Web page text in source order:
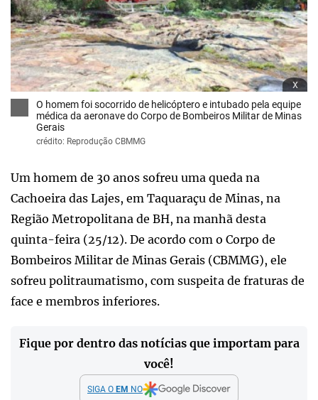
x
O homem foi socorrido de helicóptero e intubado pela equipe
médica da aeronave do Corpo de Bombeiros Militar de Minas
Gerais
crédito: Reprodução CBMMG
Um homem de 30 anos sofreu uma queda na
Cachoeira das Lajes, em Taquaraçu de Minas, na
Região Metropolitana de BH, na manhã desta
quinta-feira (25/12). De acordo com o Corpo de
Bombeiros Militar de Minas Gerais (CBMMG), ele
sofreu politraumatismo, com suspeita de fraturas de
face e membros inferiores.
Fique por dentro das notícias que importam para
você!
SIGA O EM NO